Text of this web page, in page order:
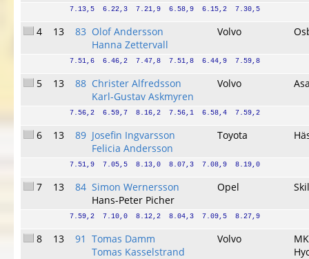
7.13,5  6.22,3  7.21,9  6.58,9  6.15,2  7.30,5
4 13 83 Olof Andersson
Hanna Zettervall
Volvo
7.51,6  6.46,2  7.47,8  7.51,8  6.44,9  7.59,8
5 13 88 Christer Alfredsson
Karl-Gustav Askmyren
Volvo
7.56,2  6.59,7  8.16,2  7.56,1  6.58,4  7.59,2
6 13 89 Josefin Ingvarsson
Felicia Andersson
Toyota
7.51,9  7.05,5  8.13,0  8.07,3  7.08,9  8.19,0
7 13 84 Simon Wernersson
Hans-Peter Picher
Opel
7.59,2  7.10,0  8.12,2  8.04,3  7.09,5  8.27,9
8 13 91 Tomas Damm
Tomas Kasselstrand
Volvo